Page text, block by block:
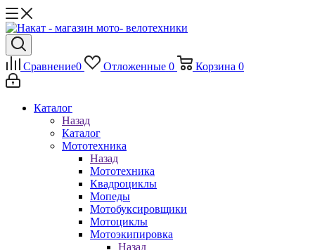
Сравнение0 Отложенные 0 Корзина 0
Каталог
Назад
Каталог
Мототехника
Назад
Мототехника
Квадроциклы
Мопеды
Мотобуксировщики
Мотоциклы
Мотоэкипировка
Назад